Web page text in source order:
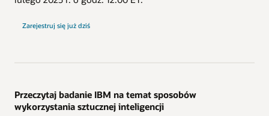
Zarejestruj się już dziś
Przeczytaj badanie IBM na temat sposobów
wykorzystania sztucznej inteligencji